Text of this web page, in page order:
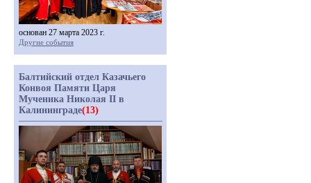
основан 27 марта 2023 г.
Другие события
Балтийский отдел Казачьего
Конвоя Памяти Царя
Мученика Николая II в
Калининграде(13)